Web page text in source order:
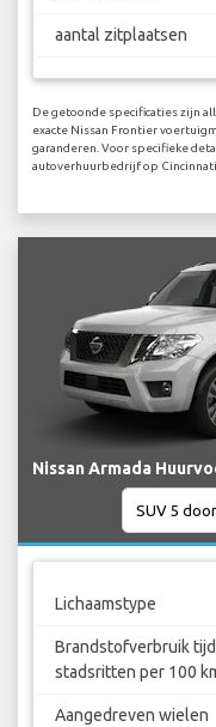
aantal zitplaatsen
De getoonde specificaties zijn
exacte Nissan Frontier
garanderen. Voor specifieke
autoverhuurbedrijf op
Nissan Armada
Lichaamstype
Brandstofverbruik
stadsritten per 100
Aangedreven wielen